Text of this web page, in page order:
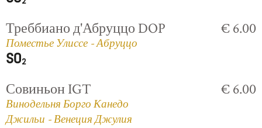
Треббиано д'Абруццо DOP
Поместье Улиссе - Абруццо
€ 6.00
Совиньон IGT
Винодельня Борго Канедо
Джильи - Венеция Джулия
€ 6.00